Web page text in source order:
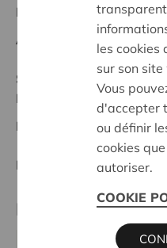
Regionales Projekt
Anfangsdatum:
20/05/
Stand :
Ieper-Poperinge
Datum:
20/05/2026
Entscheidung:Approved
Kontaktperson
les cookies
sur son site
Vous
d'accepter
ou définir
cookies
autoriser.
COOKIE